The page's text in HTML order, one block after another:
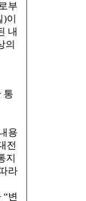
부
이
내
의
통
용
전
지
라
변